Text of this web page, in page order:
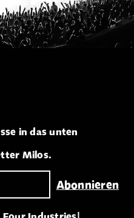
in das unten
Milos.